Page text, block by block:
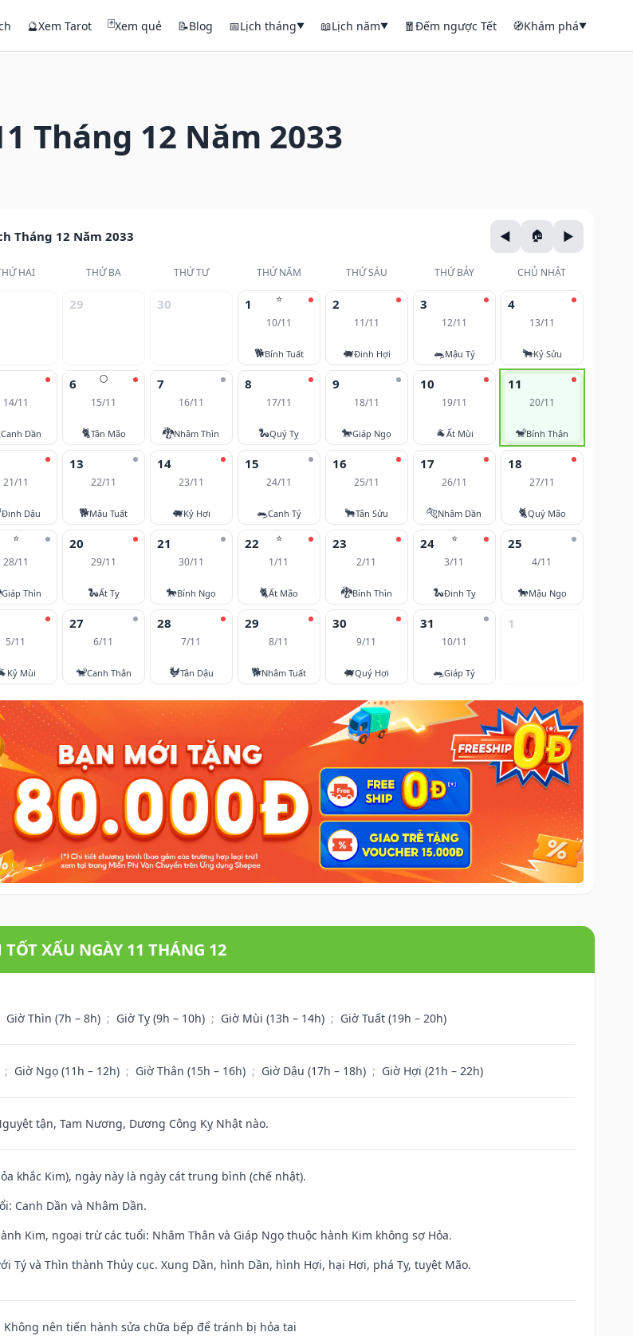
🔮Xem Tarot 🃏Xem quẻ 📝Blog 📅Lịch tháng▼ 📖Lịch năm▼ 🧧Đếm ngược Tết 🧭Khám phá▼
Tháng 12 Năm 2033
Tháng 12 Năm 2033
HAI THỨ BA THỨ TƯ THỨ NĂM THỨ SÁU THỨ BẢY CHỦ NHẬT
29 30 ⭐
1
10/11
🐕Bính Tuất
2
11/11
🐖Đinh Hợi
3
12/11
🐀Mậu Tý
4
13/11
🐂Kỷ Sửu
14/11
Canh Dần
🌕
6
15/11
🐈Tân Mão
7
16/11
🐉Nhâm Thìn
8
17/11
🐍Quý Tỵ
9
18/11
🐎Giáp Ngọ
10
19/11
🐐Ất Mùi
11
20/11
🐒Bính Thân
21/11
Đinh Dậu
13
22/11
🐕Mậu Tuất
14
23/11
🐖Kỷ Hợi
15
24/11
🐀Canh Tý
16
25/11
🐂Tân Sửu
17
26/11
🐅Nhâm Dần
18
27/11
🐈Quý Mão
⭐
28/11
Giáp Thìn
20
29/11
🐍Ất Tỵ
21
30/11
🐎Bính Ngọ
⭐
22
1/11
🐈Ất Mão
23
2/11
🐉Bính Thìn
⭐
24
3/11
🐍Đinh Tỵ
25
4/11
🐎Mậu Ngọ
5/11
Kỷ Mùi
27
6/11
🐒Canh Thân
28
7/11
🐓Tân Dậu
29
8/11
🐕Nhâm Tuất
30
9/11
🐖Quý Hợi
31
10/11
🐀Giáp Tý
1
TỐT XẤU NGÀY 11 THÁNG 12
Giờ Thìn (7h – 8h) ; Giờ Tỵ (9h – 10h) ; Giờ Mùi (13h – 14h) ; Giờ Tuất (19h – 20h)
; Giờ Ngọ (11h – 12h) ; Giờ Thân (15h – 16h) ; Giờ Dậu (17h – 18h) ; Giờ Hợi (21h – 22h)
tận, Tam Nương, Dương Công Kỵ Nhật nào.
khắc Kim), ngày này là ngày cát trung bình (chế nhật).
Canh Dần và Nhâm Dần.
Kim, ngoại trừ các tuổi: Nhâm Thân và Giáp Ngọ thuộc hành Kim không sợ Hỏa.
Tý và Thìn thành Thủy cục. Xung Dần, hình Dần, hình Hợi, hại Hợi, phá Tỵ, tuyệt Mão.
Không nên tiến hành sửa chữa bếp để tránh bị hỏa tai